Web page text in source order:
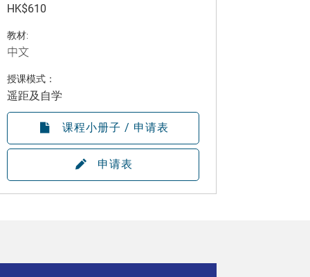
HK$610
教材:
中文
授课模式：
遥距及自学
课程小册子 / 申请表
申请表